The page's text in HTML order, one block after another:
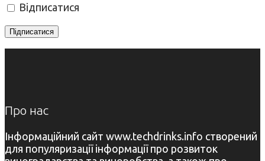
Відписатися
Про нас
Інформаційний сайт www.techdrinks.info створений
для популяризації інформації про розвиток